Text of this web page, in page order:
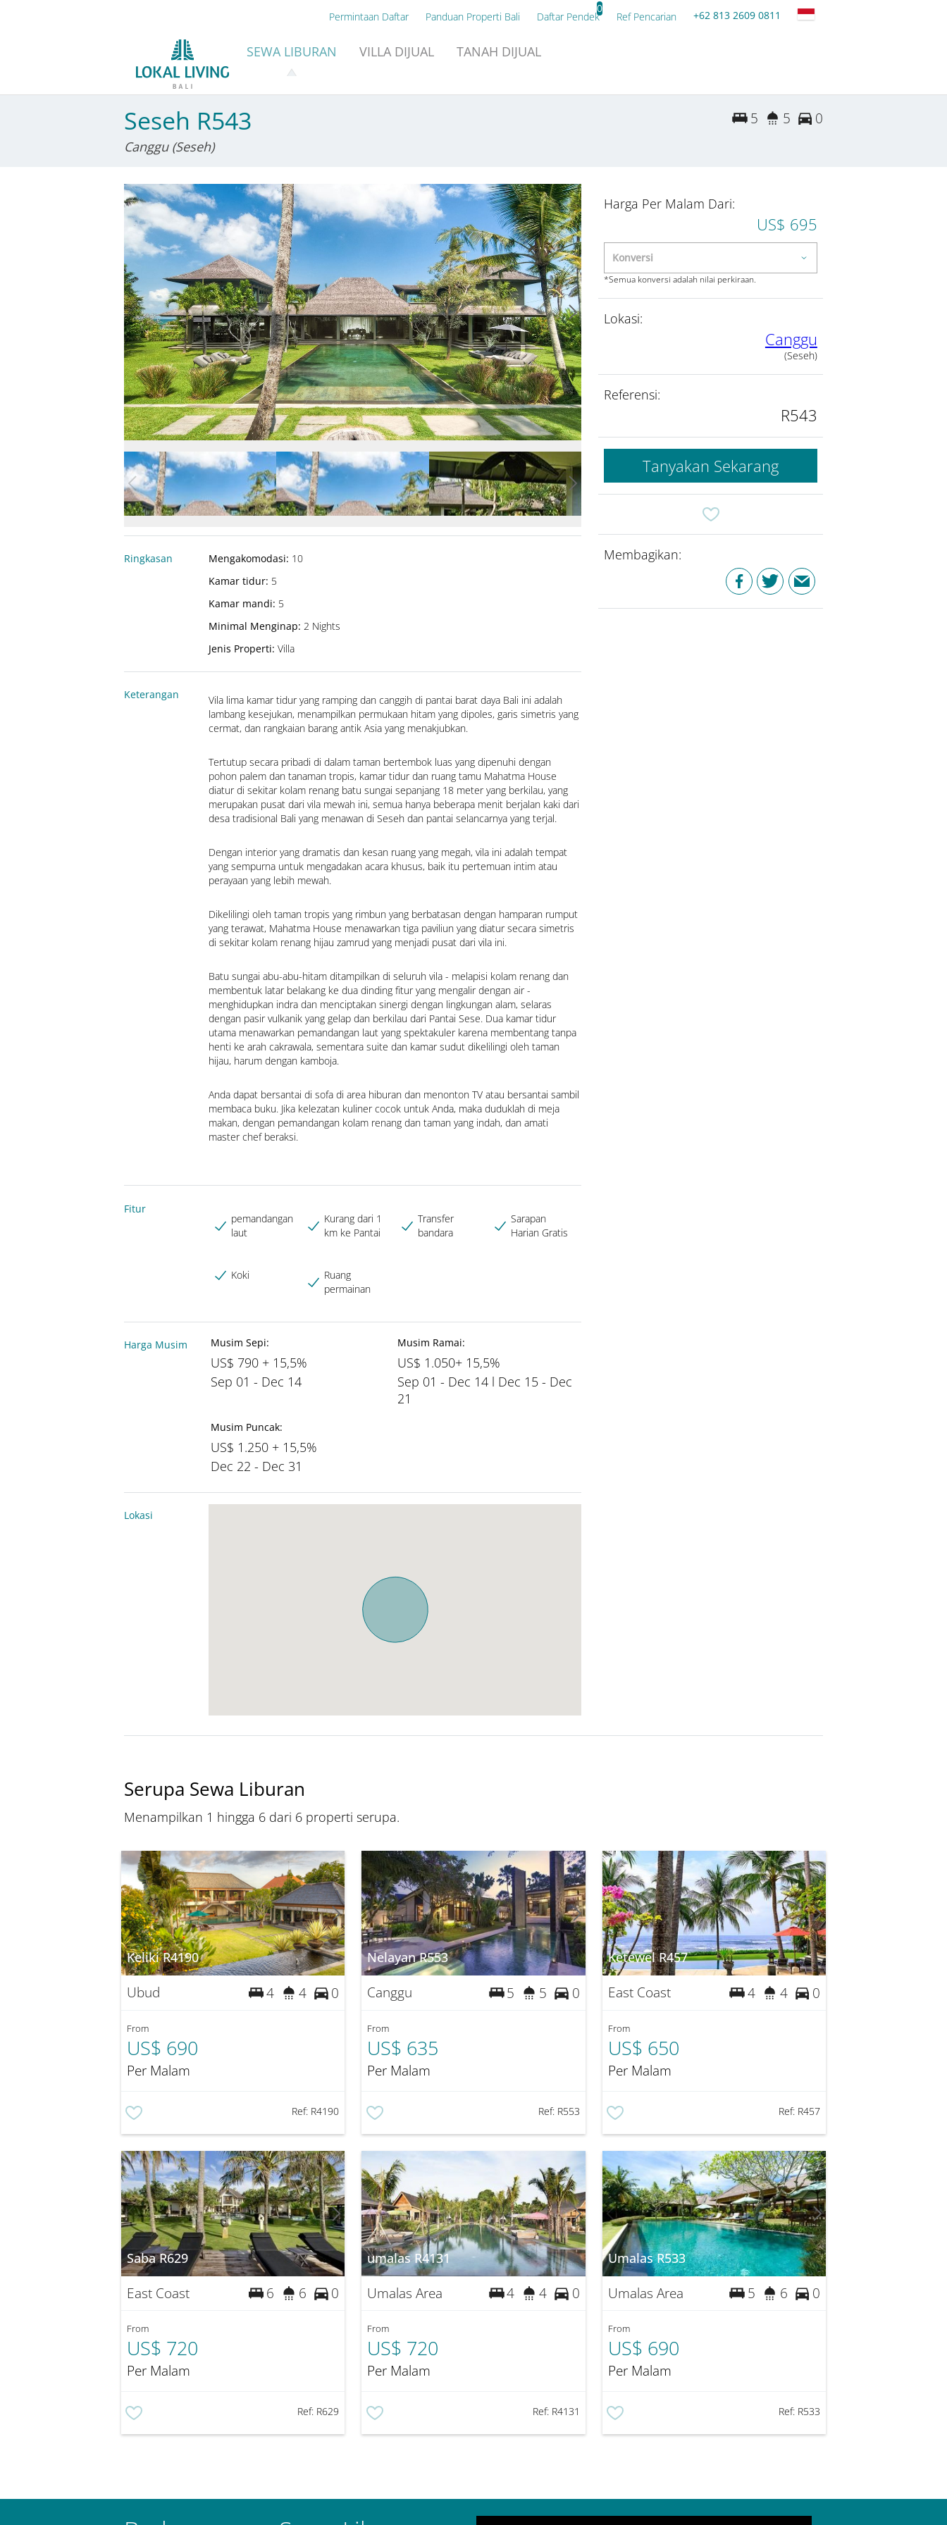
Permintaan Daftar Panduan Properti Bali Daftar Pendek
0
Ref Pencarian +62 813 2609 0811
SEWA LIBURAN VILLA DIJUAL TANAH DIJUAL
Seseh R543
Canggu (Seseh)
5 5 0
Harga Per Malam Dari:
US$ 695
*Semua konversi adalah nilai perkiraan.
Lokasi:
Canggu
(Seseh)
Referensi:
R543
Tanyakan Sekarang
Membagikan:
Ringkasan Mengakomodasi: 10
Kamar tidur: 5
Kamar mandi: 5
Minimal Menginap: 2 Nights
Jenis Properti: Villa
Keterangan
Vila lima kamar tidur yang ramping dan canggih di pantai barat daya Bali ini adalah
lambang kesejukan, menampilkan permukaan hitam yang dipoles, garis simetris yang
cermat, dan rangkaian barang antik Asia yang menakjubkan.
Tertutup secara pribadi di dalam taman bertembok luas yang dipenuhi dengan
pohon palem dan tanaman tropis, kamar tidur dan ruang tamu Mahatma House
diatur di sekitar kolam renang batu sungai sepanjang 18 meter yang berkilau, yang
merupakan pusat dari vila mewah ini, semua hanya beberapa menit berjalan kaki dari
desa tradisional Bali yang menawan di Seseh dan pantai selancarnya yang terjal.
Dengan interior yang dramatis dan kesan ruang yang megah, vila ini adalah tempat
yang sempurna untuk mengadakan acara khusus, baik itu pertemuan intim atau
perayaan yang lebih mewah.
Dikelilingi oleh taman tropis yang rimbun yang berbatasan dengan hamparan rumput
yang terawat, Mahatma House menawarkan tiga paviliun yang diatur secara simetris
di sekitar kolam renang hijau zamrud yang menjadi pusat dari vila ini.
Batu sungai abu-abu-hitam ditampilkan di seluruh vila - melapisi kolam renang dan
membentuk latar belakang ke dua dinding fitur yang mengalir dengan air -
menghidupkan indra dan menciptakan sinergi dengan lingkungan alam, selaras
dengan pasir vulkanik yang gelap dan berkilau dari Pantai Sese. Dua kamar tidur
utama menawarkan pemandangan laut yang spektakuler karena membentang tanpa
henti ke arah cakrawala, sementara suite dan kamar sudut dikelilingi oleh taman
hijau, harum dengan kamboja.
Anda dapat bersantai di sofa di area hiburan dan menonton TV atau bersantai sambil
membaca buku. Jika kelezatan kuliner cocok untuk Anda, maka duduklah di meja
makan, dengan pemandangan kolam renang dan taman yang indah, dan amati
master chef beraksi.
Fitur
pemandangan
laut
Kurang dari 1
km ke Pantai
Transfer
bandara
Sarapan
Harian Gratis
Koki
Ruang
permainan
Harga Musim Musim Sepi:
US$ 790 + 15,5%
Sep 01 - Dec 14
Musim Ramai:
US$ 1.050+ 15,5%
Sep 01 - Dec 14 l Dec 15 - Dec
21
Musim Puncak:
US$ 1.250 + 15,5%
Dec 22 - Dec 31
Lokasi
Serupa Sewa Liburan
Menampilkan 1 hingga 6 dari 6 properti serupa.
Keliki R4190
Ubud 4 4 0
From
US$ 690
Per Malam
Ref: R4190
Nelayan R553
Canggu 5 5 0
From
US$ 635
Per Malam
Ref: R553
Ketewel R457
East Coast 4 4 0
From
US$ 650
Per Malam
Ref: R457
Saba R629
East Coast 6 6 0
From
US$ 720
Per Malam
Ref: R629
umalas R4131
Umalas Area 4 4 0
From
US$ 720
Per Malam
Ref: R4131
Umalas R533
Umalas Area 5 6 0
From
US$ 690
Per Malam
Ref: R533